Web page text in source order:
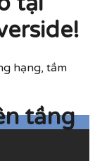
hạng, tầm
tầng